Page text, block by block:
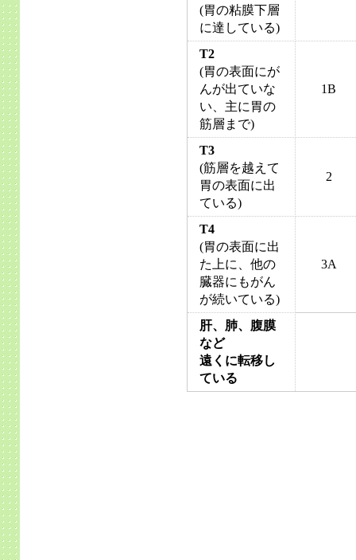
(胃の粘膜下層
に達している)
T2
(胃の表面にが
んが出ていな
い、主に胃の
筋層まで)
1B
T3
(筋層を越えて
胃の表面に出
ている)
2
T4
(胃の表面に出
た上に、他の
臓器にもがん
が続いている)
3A
肝、肺、腹膜
など
遠くに転移し
ている